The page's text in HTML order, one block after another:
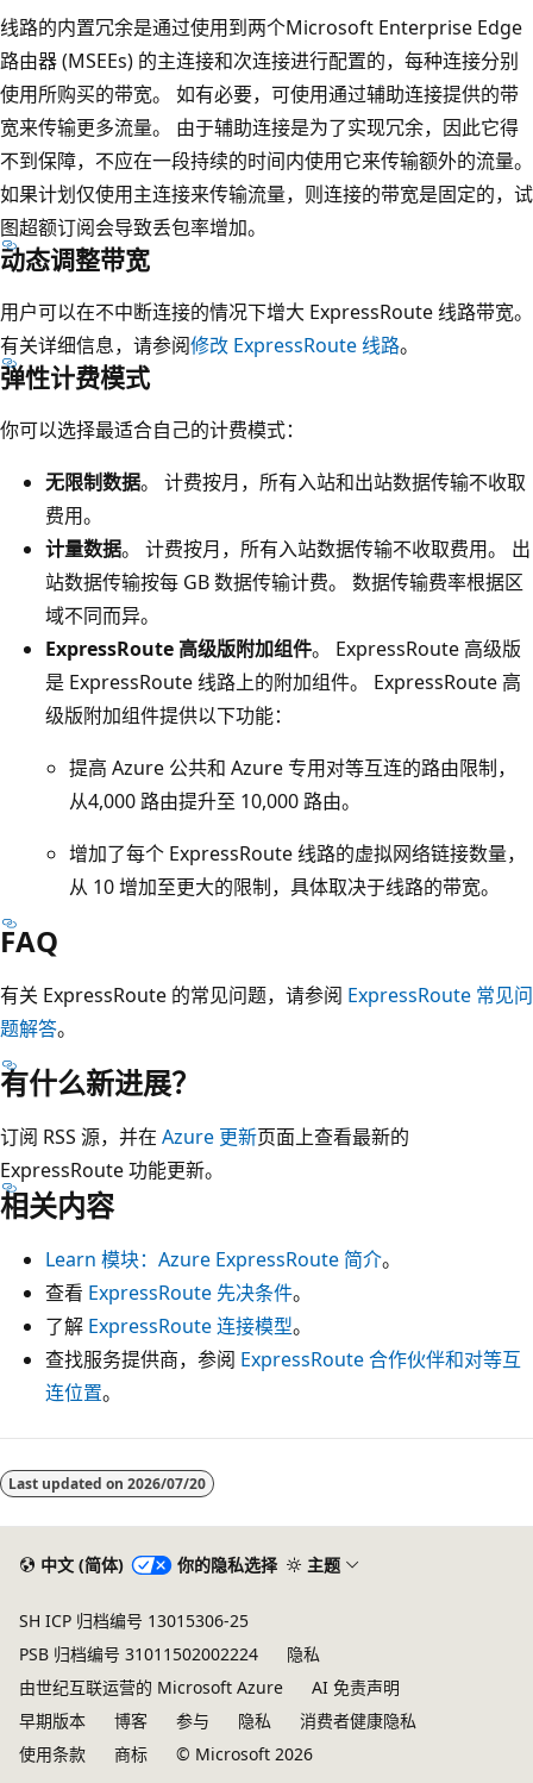
线路的内置冗余是通过使用到两个Microsoft Enterprise Edge
路由器 (MSEEs) 的主连接和次连接进行配置的，每种连接分别
使用所购买的带宽。 如有必要，可使用通过辅助连接提供的带
宽来传输更多流量。 由于辅助连接是为了实现冗余，因此它得
不到保障，不应在一段持续的时间内使用它来传输额外的流量。
如果计划仅使用主连接来传输流量，则连接的带宽是固定的，试
图超额订阅会导致丢包率增加。
动态调整带宽
用户可以在不中断连接的情况下增大 ExpressRoute 线路带宽。
有关详细信息，请参阅修改 ExpressRoute 线路。
弹性计费模式
你可以选择最适合自己的计费模式：
无限制数据。 计费按月，所有入站和出站数据传输不收取
费用。
计量数据。 计费按月，所有入站数据传输不收取费用。 出
站数据传输按每 GB 数据传输计费。 数据传输费率根据区
域不同而异。
ExpressRoute 高级版附加组件。 ExpressRoute 高级版
是 ExpressRoute 线路上的附加组件。 ExpressRoute 高
级版附加组件提供以下功能：
提高 Azure 公共和 Azure 专用对等互连的路由限制，
从4,000 路由提升至 10,000 路由。
增加了每个 ExpressRoute 线路的虚拟网络链接数量，
从 10 增加至更大的限制，具体取决于线路的带宽。
FAQ
有关 ExpressRoute 的常见问题，请参阅 ExpressRoute 常见问
题解答。
有什么新进展？
订阅 RSS 源，并在 Azure 更新页面上查看最新的
ExpressRoute 功能更新。
相关内容
Learn 模块：Azure ExpressRoute 简介。
查看 ExpressRoute 先决条件。
了解 ExpressRoute 连接模型。
查找服务提供商，参阅 ExpressRoute 合作伙伴和对等互
连位置。
Last updated on 2026/07/20
中文 (简体) 你的隐私选择 主题
SH ICP 归档编号 13015306-25
PSB 归档编号 31011502002224
隐私
由世纪互联运营的 Microsoft Azure
AI 免责声明
早期版本
博客 参与 隐私
消费者健康隐私
使用条款
商标 © Microsoft 2026